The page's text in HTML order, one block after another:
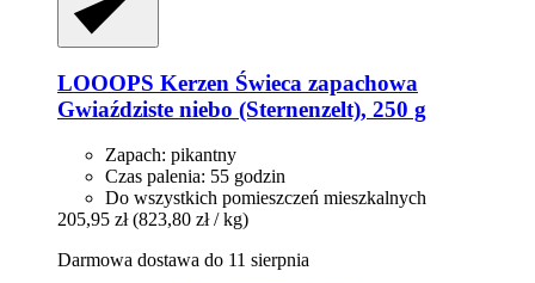
LOOOPS Kerzen Świeca zapachowa
Gwiaździste niebo (Sternenzelt), 250 g
Zapach: pikantny
Czas palenia: 55 godzin
Do wszystkich pomieszczeń mieszkalnych
205,95 zł (823,80 zł / kg)
Darmowa dostawa do 11 sierpnia